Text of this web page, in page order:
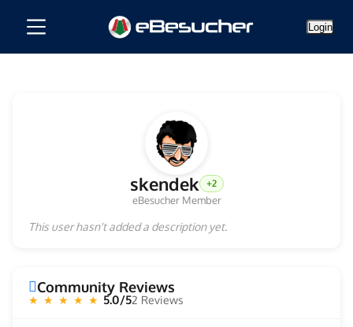
Login
skendek +2
eBesucher Member
This user hasn't added a description yet.
Community Reviews
★ ★ ★ ★ ★ 5.0/52 Reviews